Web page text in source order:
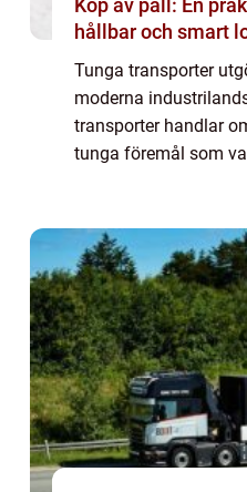
Köp av pall: En
hållbar och smart
Tunga transporter
moderna
transporter handlar
tunga föremål som